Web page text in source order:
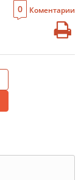
0 Коментарии